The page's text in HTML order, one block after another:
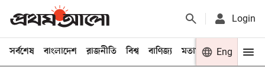
Login
সর্বশেষ বাংলাদেশ রাজনীতি বিশ্ব বাণিজ্য মতামত খেলা
Eng